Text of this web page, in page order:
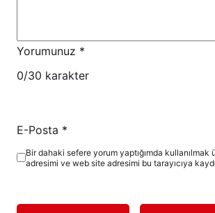
Yorumunuz *
0/30 karakter
E-Posta *
Bir dahaki sefere yorum yaptığımda kullanılmak
adresimi ve web site adresimi bu tarayıcıya